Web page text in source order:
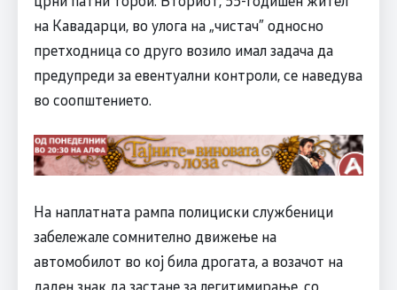
на Кавадарци, во улога на „чистач” односно
претходница со друго возило имал задача да
предупреди за евентуални контроли, се наведува
во соопштението.
На наплатната рампа полициски службеници
забележале сомнително движење на
автомобилот во кој била дрогата, а возачот на
даден знак да застане за легитимирање, со